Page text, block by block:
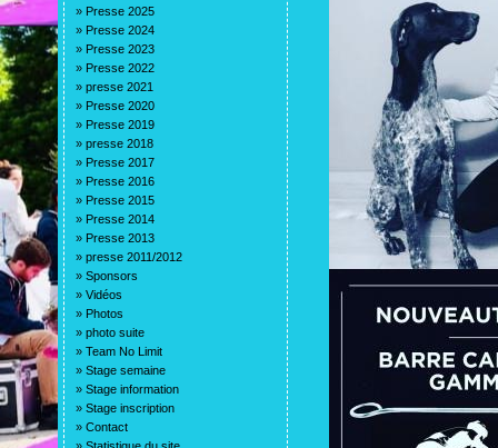
» Presse 2025
» Presse 2024
» Presse 2023
» Presse 2022
» presse 2021
» Presse 2020
» Presse 2019
» presse 2018
» Presse 2017
» Presse 2016
» Presse 2015
» Presse 2014
» Presse 2013
» presse 2011/2012
» Sponsors
» Vidéos
» Photos
» photo suite
» Team No Limit
» Stage semaine
» Stage information
» Stage inscription
» Contact